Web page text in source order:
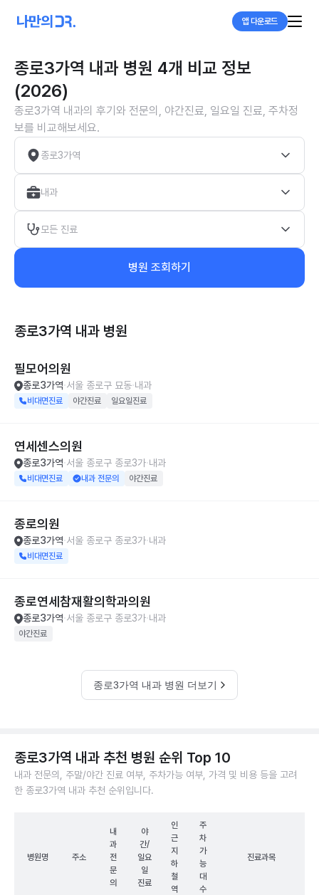
앱 다운로드
종로3가역 내과 병원 4개 비교 정보
(2026)
종로3가역 내과의 후기와 전문의, 야간진료, 일요일 진료, 주차정
보를 비교해보세요.
종로3가역
내과
모든 진료
병원 조회하기
종로3가역 내과 병원
필모어의원
종로3가역 서울 종로구 묘동 내과
비대면진료 야간진료 일요일진료
연세센스의원
종로3가역 서울 종로구 종로3가 내과
비대면진료 내과 전문의 야간진료
종로의원
종로3가역 서울 종로구 종로3가 내과
비대면진료
종로연세참재활의학과의원
종로3가역 서울 종로구 종로3가 내과
야간진료
종로3가역 내과 병원 더보기
종로3가역 내과 추천 병원 순위 Top 10
내과 전문의, 주말/야간 진료 여부, 주차가능 여부, 가격 및 비용 등을 고려
한 종로3가역 내과 추천 순위입니다.
병원명 주소
내
과
전
문
의
야
간/
일요
일
진료
인
근
지
하
철
역
주
차
가
능
대
수
진료과목